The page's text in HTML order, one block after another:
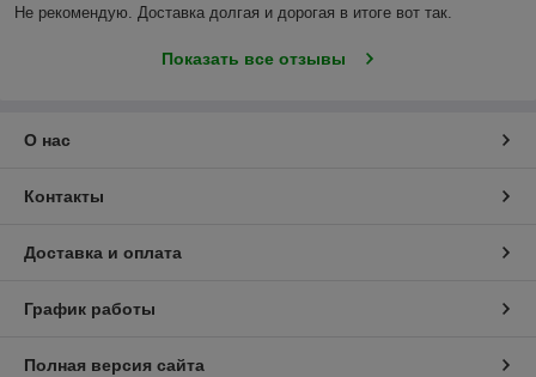
Не рекомендую. Доставка долгая и дорогая в итоге вот так.
Показать все отзывы
О нас
Контакты
Доставка и оплата
График работы
Полная версия сайта